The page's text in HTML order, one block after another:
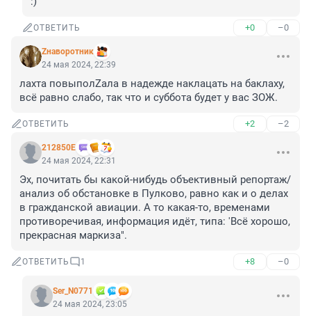
ОТВЕТИТЬ +0 –0
Zнаворотник
24 мая 2024, 22:39
лахта повыполZала в надежде наклацать на баклаху,
всё равно слабо, так что и суббота будет у вас ЗОЖ.
ОТВЕТИТЬ +2 –2
212850Е
24 мая 2024, 22:31
Эх, почитать бы какой-нибудь объективный репортаж/
анализ об обстановке в Пулково, равно как и о делах
в гражданской авиации. А то какая-то, временами
противоречивая, информация идёт, типа: 'Всё хорошо,
прекрасная маркиза".
ОТВЕТИТЬ 1 +8 –0
Ser_N0771
24 мая 2024, 23:05